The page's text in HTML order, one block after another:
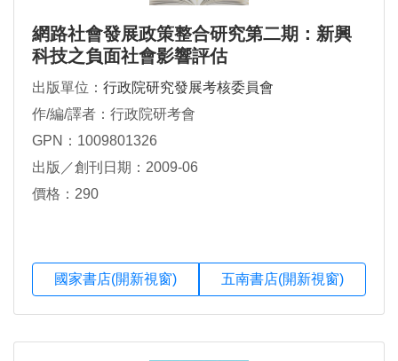
網路社會發展政策整合研究第二期：新興
科技之負面社會影響評估
出版單位： 行政院研究發展考核委員會
作/編/譯者：行政院研考會
GPN：1009801326
出版／創刊日期：2009-06
價格：290
國家書店(開新視窗) 五南書店(開新視窗)